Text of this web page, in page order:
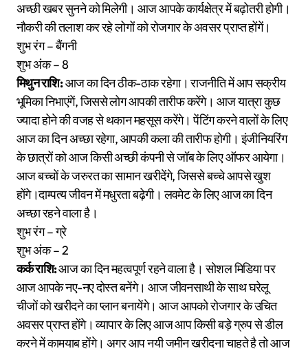
अच्छी खबर सुनने को मिलेगी। आज आपके कार्यक्षेत्र में बढ़ोतरी होगी।
नौकरी की तलाश कर रहे लोगों को रोजगार के अवसर प्राप्त होंगें।
शुभ रंग – बैंगनी
शुभ अंक – 8
मिथुन राशि:आज का दिन ठीक-ठाक रहेगा। राजनीति में आप सक्रीय
भूमिका निभाएंगें, जिससे लोग आपकी तारीफ करेंगे। आज यात्रा कुछ
ज्यादा होने की वजह से थकान महसूस करेंगे। पेंटिंग करने वालों के लिए
आज का दिन अच्छा रहेगा, आपकी कला की तारीफ होगी। इंजीनियरिंग
के छात्रों को आज किसी अच्छी कंपनी से जॉब के लिए ऑफर आयेगा।
आज बच्चों के जरुरत का सामान खरीदेंगे, जिससे बच्चे आपसे खुश
होंगे।दाम्पत्य जीवन में मधुरता बढ़ेगी। लवमेट के लिए आज का दिन
अच्छा रहने वाला है।
शुभ रंग – ग्रे
शुभ अंक – 2
कर्क राशि:आज का दिन महत्वपूर्ण रहने वाला है। सोशल मिडिया पर
आज आपके नए-नए दोस्त बनेंगे। आज जीवनसाथी के साथ घरेलू
चीजों को खरीदने का प्लान बनायेंगे। आज आपको रोजगार के उचित
अवसर प्राप्त होंगे। व्यापार के लिए आज आप किसी बड़े ग्रुप से डील
करने में कामयाब होंगे। अगर आप नयी जमीन खरीदना चाहते है तो आज